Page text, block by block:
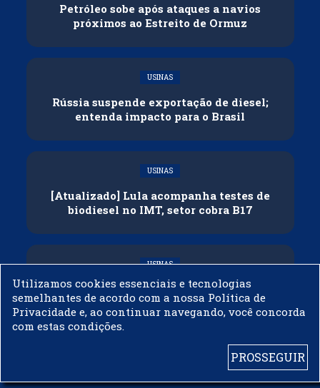
Petróleo sobe após ataques a navios
próximos ao Estreito de Ormuz
USINAS
Rússia suspende exportação de diesel;
entenda impacto para o Brasil
USINAS
[Atualizado] Lula acompanha testes de
biodiesel no IMT, setor cobra B17
USINAS
Governo adia reunião sobre mistura de
etanol na gasolina
Utilizamos cookies essenciais e tecnologias
semelhantes de acordo com a nossa Política de
Privacidade e, ao continuar navegando, você concorda
com estas condições.
PROSSEGUIR